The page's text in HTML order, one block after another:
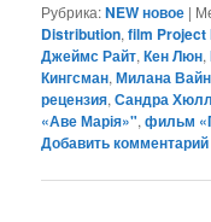
Рубрика:NEW новое |
Distribution,film Project
Джеймс Райт,Кен Люн,
Кингсман,Милана
рецензия,Сандра
«Аве Марія»",фильм
Добавить комментарий